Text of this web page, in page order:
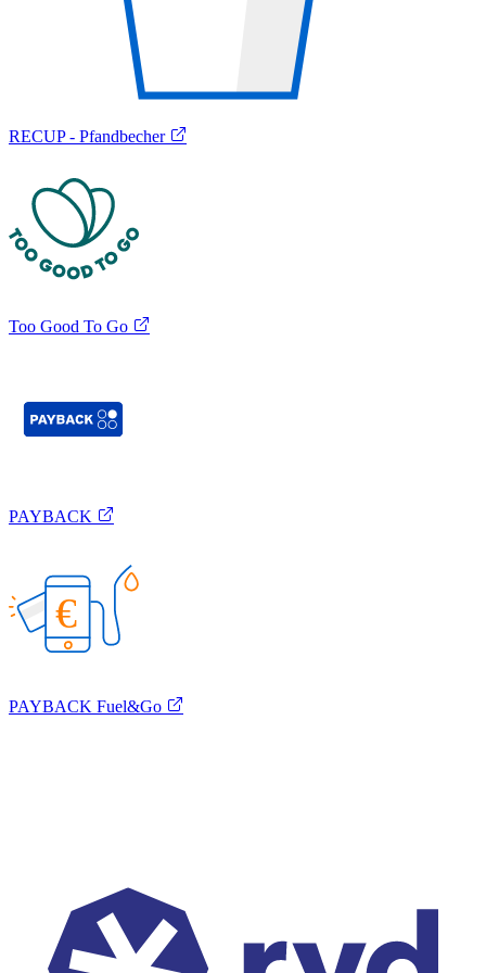
RECUP - Pfandbecher
Too Good To Go
PAYBACK
€
PAYBACK Fuel&Go